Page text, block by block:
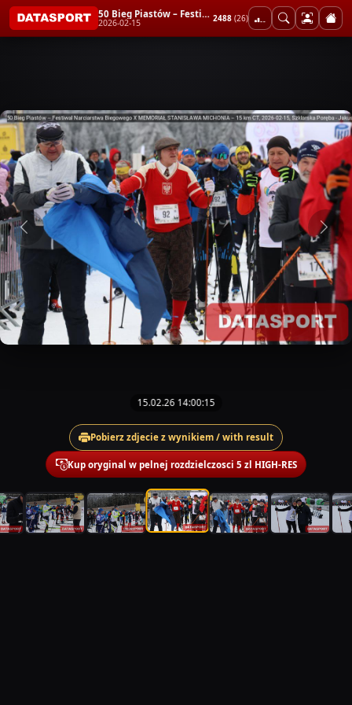
50 Bieg Piastów – Festiwal Narciarstwa Biegowego X MEMORIAŁ STANISŁAWA MICHONIA – 15 km CT
2026-02-15 2488 (26)
15.02.26 14:00:15
Pobierz zdjecie z wynikiem / with result
Kup oryginal w pelnej rozdzielczosci 5 zl HIGH-RES